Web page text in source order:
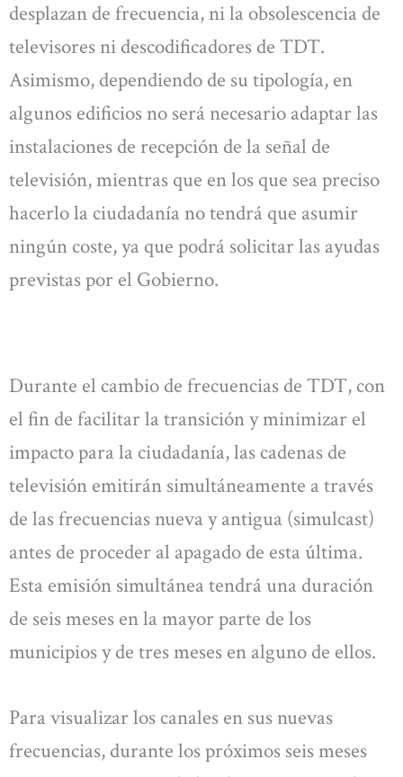
desplazan de frecuencia, ni la obsolescencia de
televisores ni descodificadores de TDT.
Asimismo, dependiendo de su tipología, en
algunos edificios no será necesario adaptar las
instalaciones de recepción de la señal de
televisión, mientras que en los que sea preciso
hacerlo la ciudadanía no tendrá que asumir
ningún coste, ya que podrá solicitar las ayudas
previstas por el Gobierno.
Durante el cambio de frecuencias de TDT, con
el fin de facilitar la transición y minimizar el
impacto para la ciudadanía, las cadenas de
televisión emitirán simultáneamente a través
de las frecuencias nueva y antigua (simulcast)
antes de proceder al apagado de esta última.
Esta emisión simultánea tendrá una duración
de seis meses en la mayor parte de los
municipios y de tres meses en alguno de ellos.
Para visualizar los canales en sus nuevas
frecuencias, durante los próximos seis meses